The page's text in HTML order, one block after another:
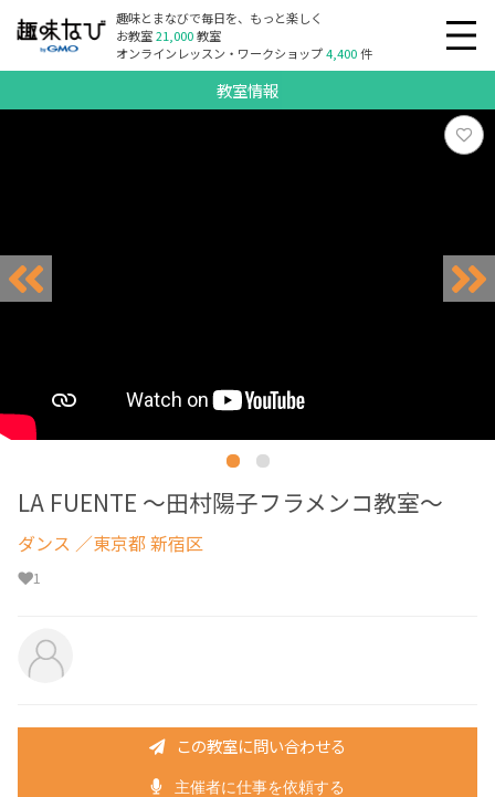
趣味とまなびで毎日を、もっと楽しく
お教室21,000教室
オンラインレッスン・ワークショップ4,400件
教室情報
LA FUENTE ～田村陽子フラメンコ教室～
ダンス ／東京都 新宿区
1
この教室に問い合わせる
主催者に仕事を依頼する